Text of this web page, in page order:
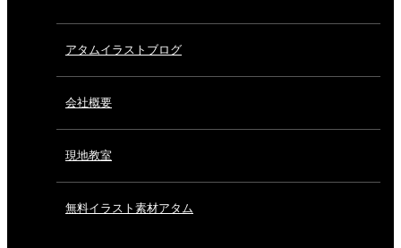
アタムイラストブログ
会社概要
現地教室
無料イラスト素材アタム